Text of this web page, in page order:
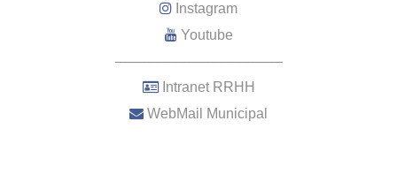
Instagram
Youtube
–––––––––––––––––––––
Intranet RRHH
WebMail Municipal